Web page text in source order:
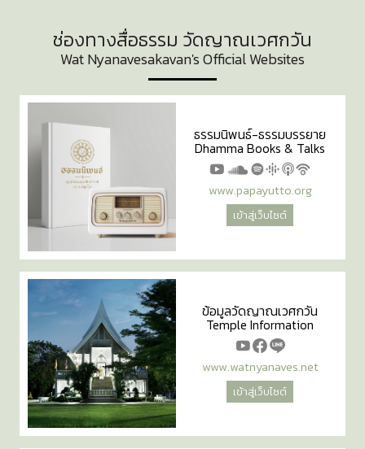
ช่องทางสื่อธรรม วัดญาณเวศกวัน
Wat Nyanavesakavan's Official Websites
ธรรมนิพนธ์-ธรรมบรรยาย
Dhamma Books & Talks
www.papayutto.org
เข้าสู่เว็บไซต์
ข้อมูลวัดญาณเวศกวัน
Temple Information
www.watnyanaves.net
เข้าสู่เว็บไซต์